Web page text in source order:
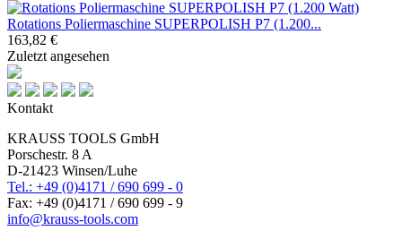
Rotations Poliermaschine SUPERPOLISH P7 (1.200...
163,82 €
Zuletzt angesehen
Kontakt
KRAUSS TOOLS GmbH
Porschestr. 8 A
D-21423 Winsen/Luhe
Tel.: +49 (0)4171 / 690 699 - 0
Fax: +49 (0)4171 / 690 699 - 9
info@krauss-tools.com